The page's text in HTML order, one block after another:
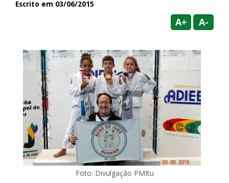
Escrito em 03/06/2015
A+ A-
Foto: Divulgação PMItu